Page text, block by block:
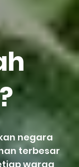
negara
terbesar
warga